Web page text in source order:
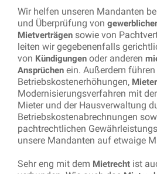
Wir helfen unseren Mandanten
und Überprüfung von
Mietverträgen sowie von
leiten wir gegebenenfalls
von Kündigungen oder anderen
Ansprüchen ein. Außerdem
Betriebskostenerhöhungen,
Modernisierungsverfahren mit
Mieter und der Hausverwaltung
Betriebskostenabrechnungen
pachtrechtlichen
unsere Mandanten auf etwaige
Sehr eng mit dem Mietrecht ist